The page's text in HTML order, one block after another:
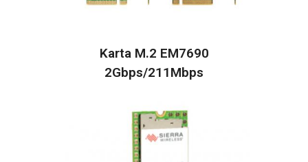
Karta M.2 EM7690
2Gbps/211Mbps